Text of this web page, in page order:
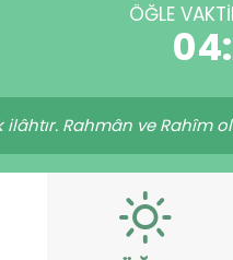
ÖĞLE
ilâhtır. Rahmân ve